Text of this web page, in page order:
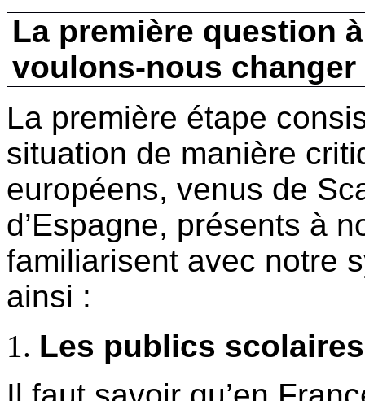
La première question à
voulons-nous changer
La première étape
situation de manière
européens, venus de
d’Espagne, présents à
familiarisent avec notre
ainsi :
Les publics scolaires